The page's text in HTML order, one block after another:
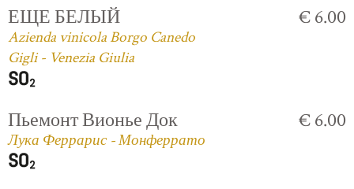
ЕЩЕ БЕЛЫЙ
Azienda vinicola Borgo Canedo
Gigli - Venezia Giulia
€ 6.00
Пьемонт Вионье Док
Лука Феррарис - Монферрато
€ 6.00